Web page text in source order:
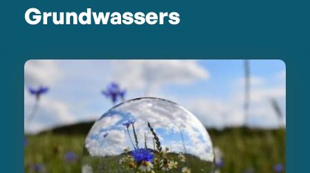
Grundwassers